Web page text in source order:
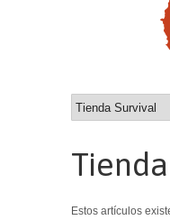
Estos artículos